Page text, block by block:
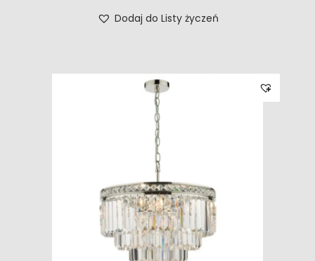
Dodaj do Listy życzeń